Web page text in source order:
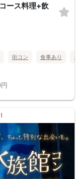
ース料理+飲
街コン 食事あり 埼